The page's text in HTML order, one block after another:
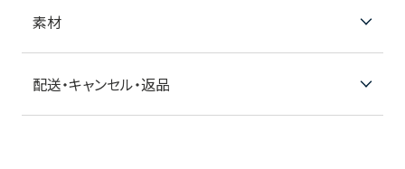
素材
配送・キャンセル・返品